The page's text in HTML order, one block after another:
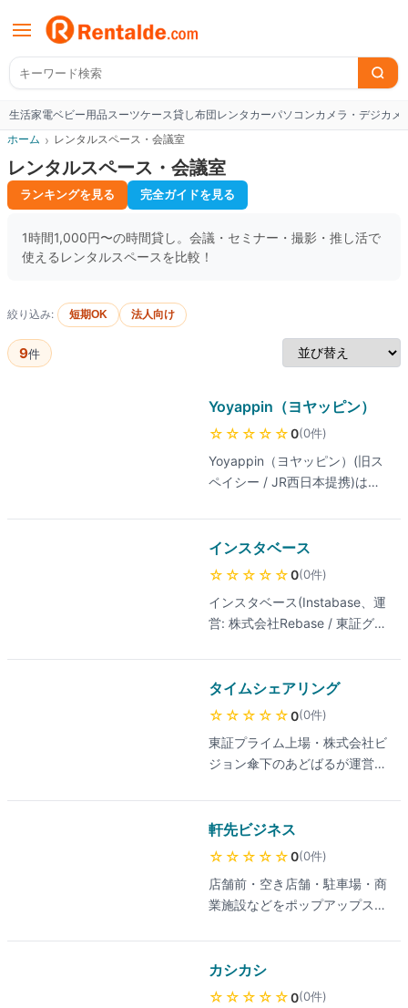
生活家電ベビー用品スーツケース貸し布団レンタカーパソコンカメラ・デジカメ
ホーム › レンタルスペース・会議室
レンタルスペース・会議室
ランキングを見る 完全ガイドを見る
1時間1,000円〜の時間貸し。会議・セミナー・撮影・推し活で
使えるレンタルスペースを比較！
絞り込み: 短期OK 法人向け
9件
Yoyappin（ヨヤッピン）
☆☆☆☆☆0(0件)
Yoyappin（ヨヤッピン）(旧ス
ペイシー / JR西日本提携)は全
ース・シェアオフィスを最短15
分単位で予約できる総合スペー
ス予約サービス。会議・セミナ
ど多彩な用途に対応し、駅チ
カ・駅ナカのスペースを多数掲
円超のハイグレード会議室まで
幅広く、WESTERポイントも貯
まります。
インスタベース
☆☆☆☆☆0(0件)
インスタベース(Instabase、運
営: 株式会社Rebase / 東証グロ
レンタルスペースを掲載するス
ペース予約プラットフォーム。
貸し会議室・セミナー会場・パ
チン・撮影スタジオ・音楽スタ
ジオ・コワーキングスペースな
用にも対応。サービス利用料無
料、Web予約3分完了、2026年
GMO顧客満足度ランキング
『レンタルスペース検索予約サ
ービス』第1位。
タイムシェアリング
☆☆☆☆☆0(0件)
東証プライム上場・株式会社ビ
ジョン傘下のあどばるが運営。
貸し会議室・レンタルスペース
を時間貸しで予約できる。
軒先ビジネス
☆☆☆☆☆0(0件)
店舗前・空き店舗・駐車場・商
業施設などをポップアップスト
るスペースマッチング。物販・
飲食出店・サンプリングなど短
期営業に最適。
カシカシ
☆☆☆☆☆0(0件)